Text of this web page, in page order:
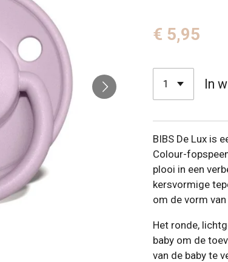
€ 5,95
In
BIBS De Lux is
Colour-
plooi in een
kersvormige
om de vorm
Het ronde,
baby om de
van de baby te